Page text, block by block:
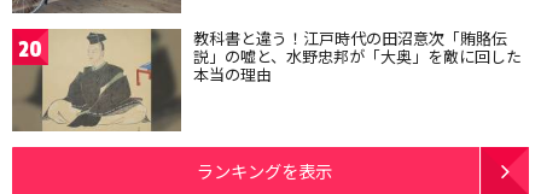
20 教科書と違う！江戸時代の田沼意次「賄賂伝
説」の嘘と、水野忠邦が「大奥」を敵に回した
本当の理由
ランキングを表示